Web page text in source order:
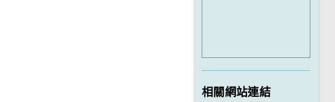
相關網站連結